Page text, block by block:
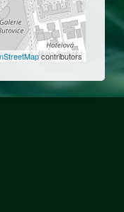
contributors